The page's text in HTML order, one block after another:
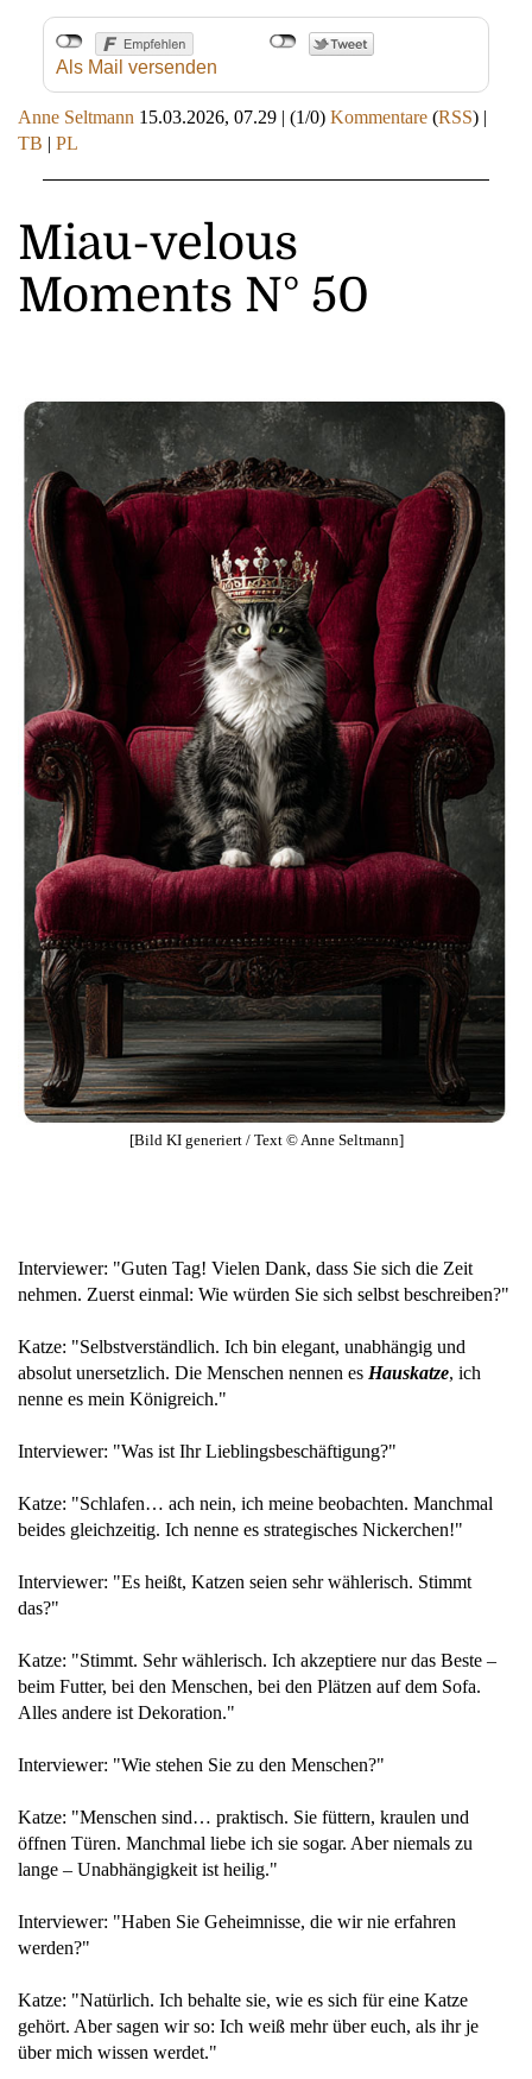
Als Mail versenden
Anne Seltmann 15.03.2026, 07.29 | (1/0) Kommentare (RSS) |
TB | PL
Miau-velous
Moments N° 50
[Bild KI generiert / Text © Anne Seltmann]
Interviewer: "Guten Tag! Vielen Dank, dass Sie sich die Zeit
nehmen. Zuerst einmal: Wie würden Sie sich selbst beschreiben?"
Katze: "Selbstverständlich. Ich bin elegant, unabhängig und
absolut unersetzlich. Die Menschen nennen es Hauskatze, ich
nenne es mein Königreich."
Interviewer: "Was ist Ihr Lieblingsbeschäftigung?"
Katze: "Schlafen… ach nein, ich meine beobachten. Manchmal
beides gleichzeitig. Ich nenne es strategisches Nickerchen!"
Interviewer: "Es heißt, Katzen seien sehr wählerisch. Stimmt
das?"
Katze: "Stimmt. Sehr wählerisch. Ich akzeptiere nur das Beste –
beim Futter, bei den Menschen, bei den Plätzen auf dem Sofa.
Alles andere ist Dekoration."
Interviewer: "Wie stehen Sie zu den Menschen?"
Katze: "Menschen sind… praktisch. Sie füttern, kraulen und
öffnen Türen. Manchmal liebe ich sie sogar. Aber niemals zu
lange – Unabhängigkeit ist heilig."
Interviewer: "Haben Sie Geheimnisse, die wir nie erfahren
werden?"
Katze: "Natürlich. Ich behalte sie, wie es sich für eine Katze
gehört. Aber sagen wir so: Ich weiß mehr über euch, als ihr je
über mich wissen werdet."